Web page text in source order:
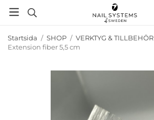
Startsida / SHOP / VERKTYG & TILLBEHÖR
Extension fiber 5,5 cm